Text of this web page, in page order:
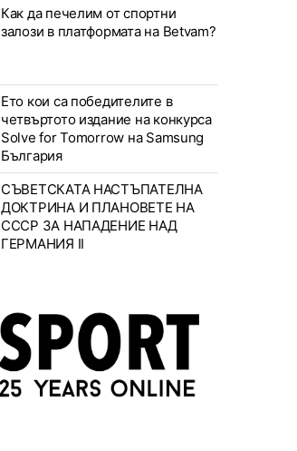
Как да печелим от спортни
залози в платформата на Betvam?
Ето кои са победителите в
четвъртото издание на конкурса
Solve for Tomorrow на Samsung
България
СЪВЕТСКАТА НАСТЪПАТЕЛНА
ДОКТРИНА И ПЛАНОВЕТЕ НА
СССР ЗА НАПАДЕНИЕ НАД
ГЕРМАНИЯ II